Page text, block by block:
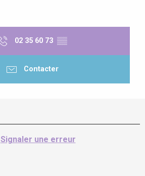
02 35 60 73 ▒▒
Contacter
Signaler une erreur